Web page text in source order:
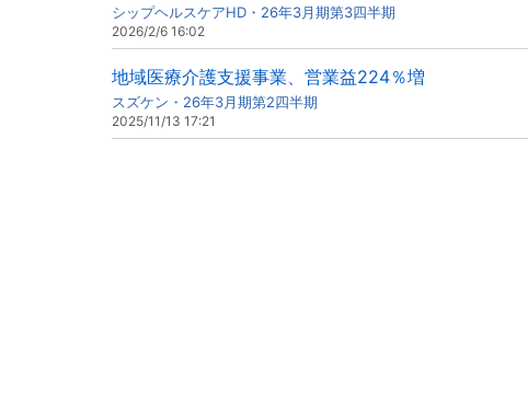
シップヘルスケアHD・26年3月期第3四半期
2026/2/6 16:02
地域医療介護支援事業、営業益224％増
スズケン・26年3月期第2四半期
2025/11/13 17:21